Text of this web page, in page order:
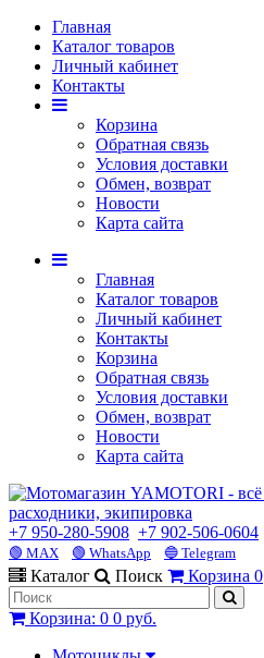
Главная
Каталог товаров
Личный кабинет
Контакты
Корзина
Обратная связь
Условия доставки
Обмен, возврат
Новости
Карта сайта
Главная
Каталог товаров
Личный кабинет
Контакты
Корзина
Обратная связь
Условия доставки
Обмен, возврат
Новости
Карта сайта
+7 950-280-5908 +7 902-506-0604
🟢 MAX 🟢 WhatsApp 🔵 Telegram
Каталог Поиск Корзина 0
Корзина: 0 0 руб.